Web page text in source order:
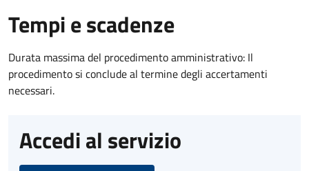
Tempi e scadenze
Durata massima del procedimento amministrativo: Il
procedimento si conclude al termine degli accertamenti
necessari.
Accedi al servizio